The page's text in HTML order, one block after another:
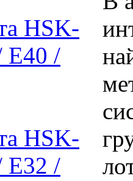
HSK-
E40 /
HSK-
E32 /